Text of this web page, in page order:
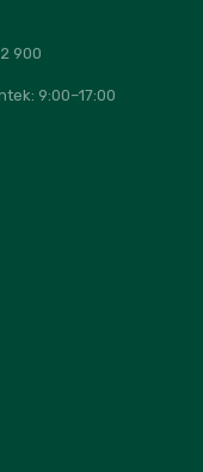
900
9:00–17:00